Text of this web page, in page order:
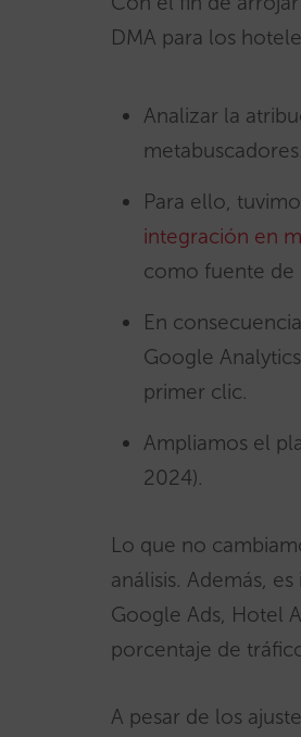
DMA para los
Analizar la
metabuscadores.
Para ello,
integración en
como fuente de
En
Google
primer clic.
Ampliamos el
2024).
Lo que no
análisis. Además,
Google Ads, Hotel
porcentaje de
A pesar de los